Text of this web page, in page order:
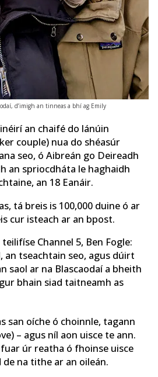
d’imigh an tinneas a bhí ag Emily
an chaifé do lánúin
couple) nua do shéasúr
seo, ó Aibreán go Deireadh
an spriocdháta le haghaidh
an 18 Eanáir.
tá breis is 100,000 duine ó ar
cur isteach ar an bpost.
Channel 5, Ben Fogle:
an tseachtain seo, agus dúirt
saol ar na Blascaodaí a bheith
bhain siad taitneamh as
san oíche ó choinnle, tagann
– agus níl aon uisce te ann.
úr reatha ó fhoinse uisce
na tithe ar an oileán.